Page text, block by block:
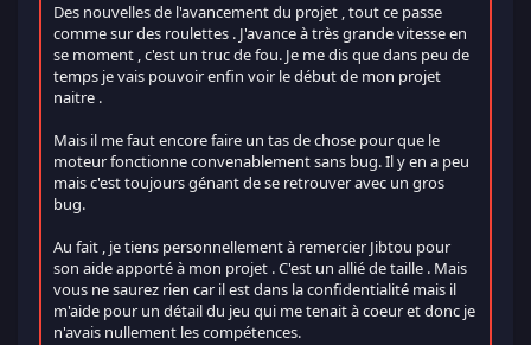
Des nouvelles de l'avancement du projet , tout ce passe
comme sur des roulettes . J'avance à très grande vitesse en
se moment , c'est un truc de fou. Je me dis que dans peu de
temps je vais pouvoir enfin voir le début de mon projet
naitre .
Mais il me faut encore faire un tas de chose pour que le
moteur fonctionne convenablement sans bug. Il y en a peu
mais c'est toujours génant de se retrouver avec un gros
bug.
Au fait , je tiens personnellement à remercier Jibtou pour
son aide apporté à mon projet . C'est un allié de taille . Mais
vous ne saurez rien car il est dans la confidentialité mais il
m'aide pour un détail du jeu qui me tenait à coeur et donc je
n'avais nullement les compétences.